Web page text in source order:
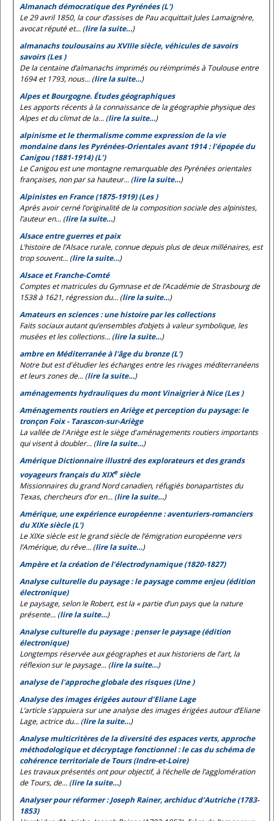
Almanach démocratique des Pyrénées (L')
Le 29 avril 1850, la cour d’assises de Pau acquittait Jules Lamaignère,
avocat réputé et... (lire la suite…)
almanachs toulousains au XVIIIe siècle, véhicules de savoirs
savoirs (Les )
De la centaine d’almanachs imprimés ou réimprimés à Toulouse entre
1694 et 1793, nous... (lire la suite…)
Alpes et Bourgogne. Études géographiques
Les apports récents à la connaissance de la géographie physique des
Alpes et du climat de la... (lire la suite…)
alpinisme et le thermalisme comme expression de la vie
mondaine dans les Pyrénées-Orientales avant 1914 : l’épopée du
Canigou (1881-1914) (L’)
Le Canigou est une montagne remarquable des Pyrénées orientales
françaises, non par sa hauteur... (lire la suite…)
Alpinistes en France (1875-1919) (Les )
Après avoir cerné l’originalité de la composition sociale des alpinistes,
l’auteur en... (lire la suite…)
Alsace entre guerres et paix
L’histoire de l’Alsace rurale, connue depuis plus de deux millénaires, est
trop souvent... (lire la suite…)
Alsace et Franche-Comté
Comptes et matricules du Gymnase et de l’Académie de Strasbourg de
1538 à 1621, régression du... (lire la suite…)
Amateurs en sciences : une histoire par les collections
Faits sociaux autant qu’ensembles d’objets à valeur symbolique, les
musées et les collections... (lire la suite…)
ambre en Méditerranée à l'âge du bronze (L')
Notre but est d'étudier les échanges entre les rivages méditerranéens
et leurs zones de... (lire la suite…)
aménagements hydrauliques du mont Vinaigrier à Nice (Les )
Aménagements routiers en Ariège et perception du paysage: le
tronçon Foix - Tarascon-sur-Ariège
La vallée de l'Ariège est le siège d'aménagements routiers importants
qui visent à doubler... (lire la suite…)
Amérique Dictionnaire illustré des explorateurs et des grands
voyageurs français du XIXesiècle
Missionnaires du grand Nord canadien, réfugiés bonapartistes du
Texas, chercheurs d’or en... (lire la suite…)
Amérique, une expérience européenne : aventuriers-romanciers
du XIXe siècle (L')
Le XIXe siècle est le grand siècle de l’émigration européenne vers
l’Amérique, du rêve... (lire la suite…)
Ampère et la création de l’électrodynamique (1820-1827)
Analyse culturelle du paysage : le paysage comme enjeu (édition
électronique)
Le paysage, selon leRobert, est la « partie d’un pays que la nature
présente... (lire la suite…)
Analyse culturelle du paysage : penser le paysage (édition
électronique)
Longtemps réservée aux géographes et aux historiens de l’art, la
réflexion sur le paysage... (lire la suite…)
analyse de l'approche globale des risques (Une )
Analyse des images érigées autour d’Eliane Lage
L’article s’appuiera sur une analyse des images érigées autour d’Eliane
Lage, actrice du... (lire la suite…)
Analyse multicritères de la diversité des espaces verts, approche
méthodologique et décryptage fonctionnel : le cas du schéma de
cohérence territoriale de Tours (Indre-et-Loire)
Les travaux présentés ont pour objectif, à l’échelle de l’agglomération
de Tours, de... (lire la suite…)
Analyser pour réformer : Joseph Rainer, archiduc d’Autriche (1783-
1853)